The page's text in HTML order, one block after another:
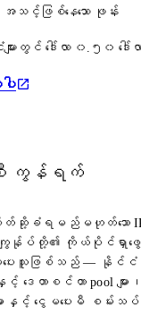
အသင့်ဖြစ်နေသော ဖုန်း
းတွင် ဒေါ်လာ ၀.၅၀ ဒေါ်လ
ါ
က်စီ ကွန်ရက်
င် ပိတ်ဆို့ခံရမည်မဟုတ်သော
ကျွန်ုပ်တို့၏ ကိုယ်ပိုင်ရှာဖွေ
မှုပေးသူဖြစ်သည် — နိုင်ငံ
ဒေတာစင်တာ pool များ
းနှင့် ငွေမပေးမီ စမ်းသပ်